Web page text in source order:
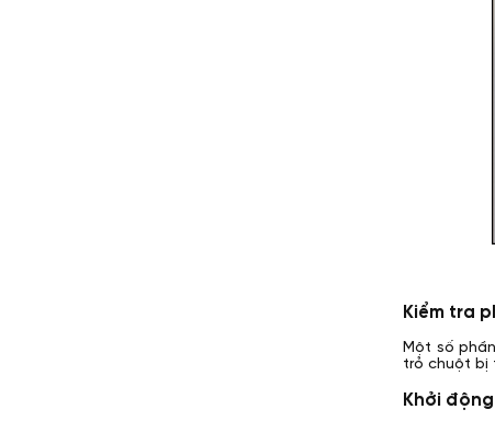
Kiểm tra
Một số
trỏ chuột bị
Khởi